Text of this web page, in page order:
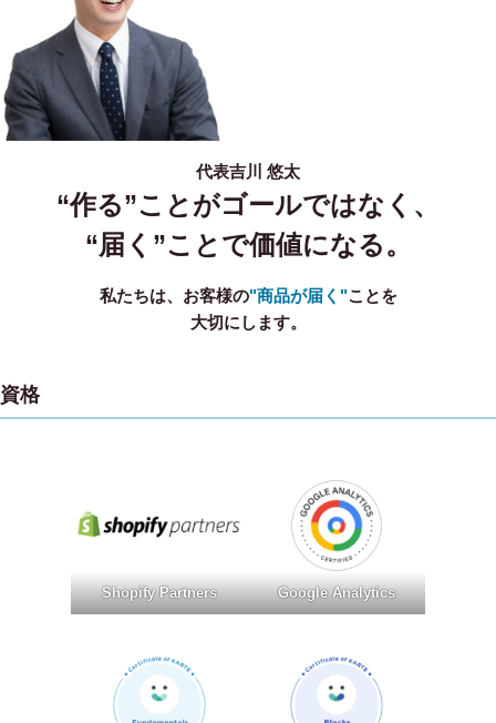
代表吉川 悠太
“作る”ことがゴールではなく、
“届く”ことで価値になる。
私たちは、お客様の"商品が届く"ことを
大切にします。
資格
Shopify Partners Google Analytics